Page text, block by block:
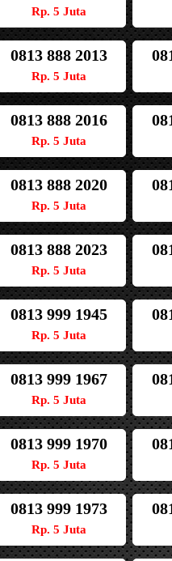
Rp. 5 Juta
0813 888 2013
Rp. 5 Juta
0813 888 2016
Rp. 5 Juta
0813 888 2020
Rp. 5 Juta
0813 888 2023
Rp. 5 Juta
0813 999 1945
Rp. 5 Juta
0813 999 1967
Rp. 5 Juta
0813 999 1970
Rp. 5 Juta
0813 999 1973
Rp. 5 Juta